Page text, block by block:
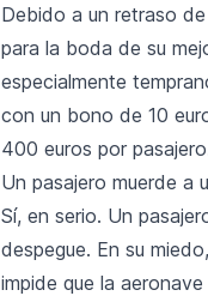
Debido a un retraso
para la boda de su
especialmente
con un bono de 10
400 euros por
Un pasajero muerde a
Sí, en serio. Un
despegue. En su
impide que la